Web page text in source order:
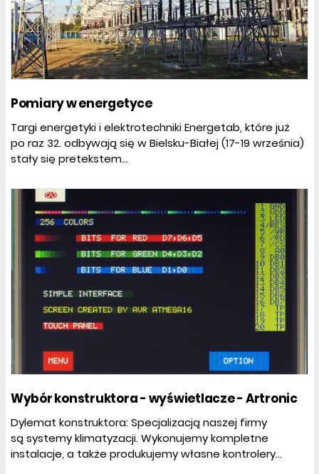
Pomiary w energetyce
Targi energetyki i elektrotechniki Energetab, które już
po raz 32. odbywają się w Bielsku-Białej (17-19 września)
stały się pretekstem...
Wybór konstruktora - wyświetlacze - Artronic
Dylemat konstruktora: Specjalizacją naszej firmy
są systemy klimatyzacji. Wykonujemy kompletne
instalacje, a także produkujemy własne kontrolery...